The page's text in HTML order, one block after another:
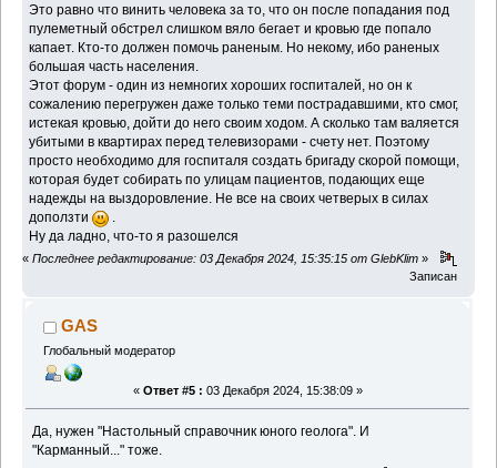
Это равно что винить человека за то, что он после попадания под
пулеметный обстрел слишком вяло бегает и кровью где попало
капает. Кто-то должен помочь раненым. Но некому, ибо раненых
большая часть населения.
Этот форум - один из немногих хороших госпиталей, но он к
сожалению перегружен даже только теми пострадавшими, кто смог,
истекая кровью, дойти до него своим ходом. А сколько там валяется
убитыми в квартирах перед телевизорами - счету нет. Поэтому
просто необходимо для госпиталя создать бригаду скорой помощи,
которая будет собирать по улицам пациентов, подающих еще
надежды на выздоровление. Не все на своих четверых в силах
доползти
Ну да ладно, что-то я разошелся
« Последнее редактирование: 03 Декабря 2024, 15:35:15 от GlebKlim »
Записан
GAS
Глобальный модератор
« Ответ #5 : 03 Декабря 2024, 15:38:09 »
Да, нужен "Настольный справочник юного геолога". И
"Карманный..." тоже.